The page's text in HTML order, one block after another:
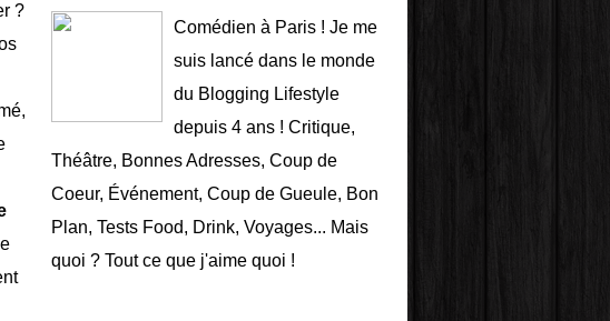
?
Comédien à Paris ! Je me
suis lancé dans le monde
du Blogging Lifestyle
depuis 4 ans ! Critique,
Théâtre, Bonnes Adresses, Coup de
Coeur, Événement, Coup de Gueule, Bon
Plan, Tests Food, Drink, Voyages... Mais
quoi ? Tout ce que j'aime quoi !